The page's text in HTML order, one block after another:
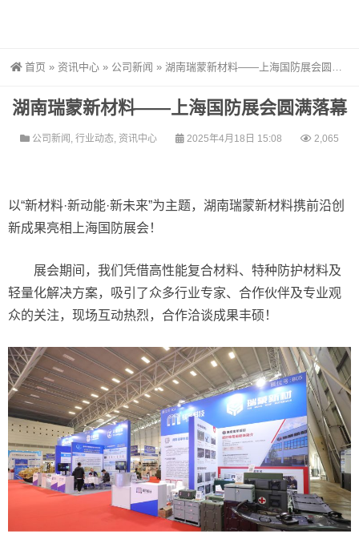
首页 » 资讯中心 » 公司新闻 » 湖南瑞蒙新材料——上海国防展会圆满落幕
湖南瑞蒙新材料——上海国防展会圆满落幕
公司新闻 , 行业动态, 资讯中心 2025年4月18日 15:08 2,065
以“新材料·新动能·新未来”为主题，湖南瑞蒙新材料携前沿创
新成果亮相上海国防展会！
展会期间，我们凭借高性能复合材料、特种防护材料及
轻量化解决方案，吸引了众多行业专家、合作伙伴及专业观
众的关注，现场互动热烈，合作洽谈成果丰硕！